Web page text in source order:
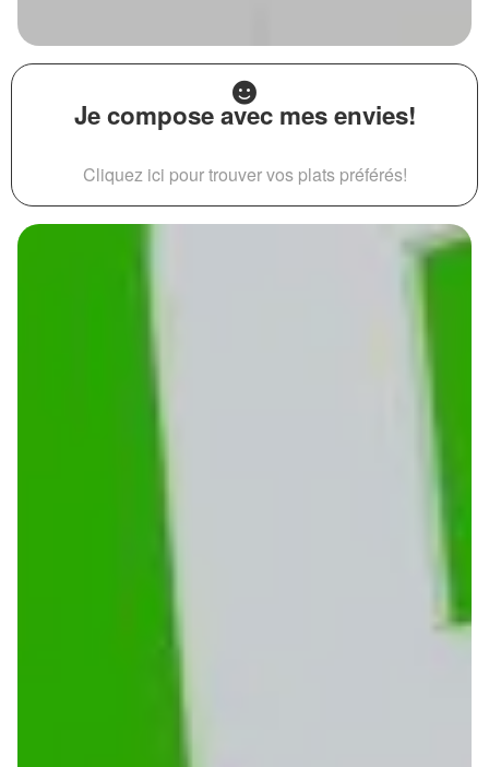
Je compose avec mes envies!
Cliquez ici pour trouver vos plats préférés!